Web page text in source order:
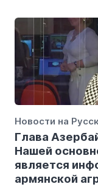
Новости на
Глава
Нашей
является
армянской